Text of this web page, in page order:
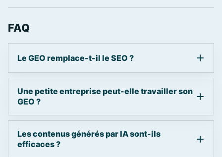
FAQ
Le GEO remplace-t-il le SEO ?
Une petite entreprise peut-elle travailler son
GEO ?
Les contenus générés par IA sont-ils
efficaces ?